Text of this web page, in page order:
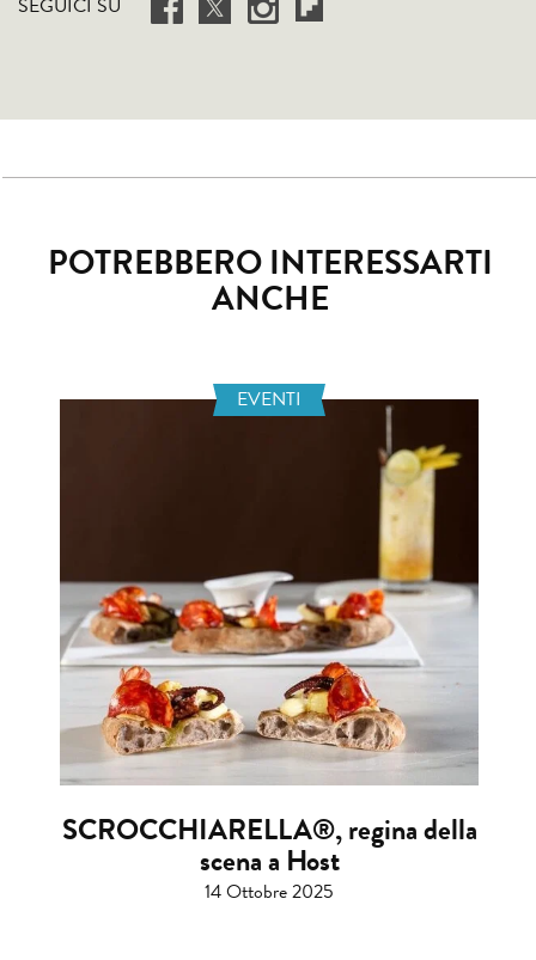
SEGUICI SU
POTREBBERO INTERESSARTI
ANCHE
EVENTI
SCROCCHIARELLA®, regina della
scena a Host
14 Ottobre 2025